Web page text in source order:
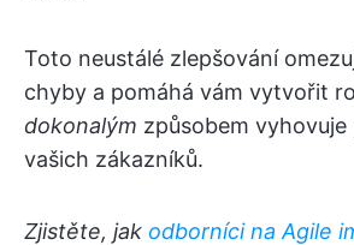
Toto neustálé zlepšování
chyby a pomáhá vám vytvořit
dokonalým způsobem
vašich zákazníků.
Zjistěte, jak odborníci na Agile